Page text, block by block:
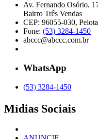
Av. Fernando Osório,
Bairro Três Vendas
CEP: 96055-030,
Fone: (53) 3284-1450
abccc@abccc.com.br
WhatsApp
(53) 3284-1450
Mídias Sociais